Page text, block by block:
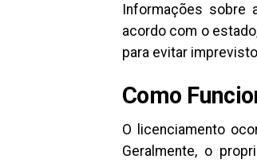
Informações sobre
acordo com o
para evitar
Como
O licenciamento
Geralmente, o